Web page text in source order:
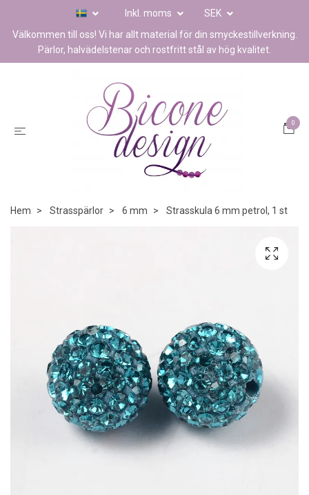
Inkl. moms
SEK
Välkommen till oss! Vi har allt material för din smyckestillverkning.
Pärlor, halvädelstenar och rostfritt stål av hög kvalitet.
0
Hem Strasspärlor 6 mm Strasskula 6 mm petrol, 1 st